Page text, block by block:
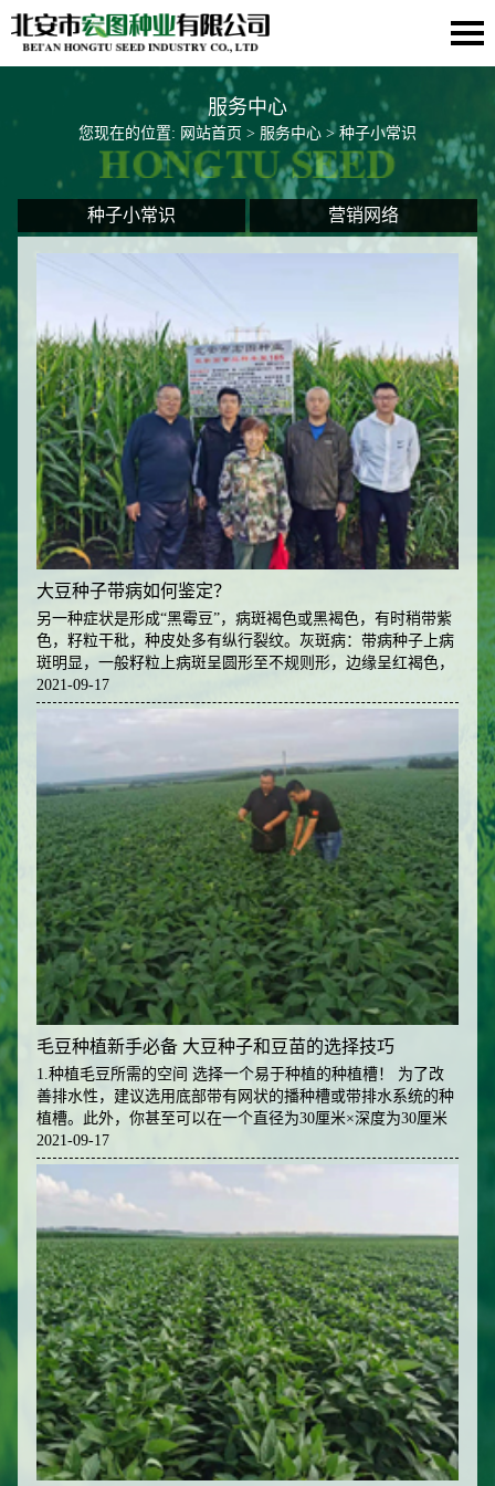
服务中心
您现在的位置: 网站首页 > 服务中心 > 种子小常识
种子小常识 营销网络
大豆种子带病如何鉴定？
另一种症状是形成“黑霉豆”，病斑褐色或黑褐色，有时稍带紫
色，籽粒干秕，种皮处多有纵行裂纹。灰斑病：带病种子上病
斑明显，一般籽粒上病斑呈圆形至不规则形，边缘呈红褐色，
中部无霉状物，但呈灰色，凸出种子表面，并有细小裂纹粗糙
不平。 花叶病：带病粒呈褐斑粒，以脐部为中心，向两边延
轻者斑纹小，重者斑纹大，几乎布满了整个籽粒。
2021-09-17
毛豆种植新手必备 大豆种子和豆苗的选择技巧
1.种植毛豆所需的空间 选择一个易于种植的种植槽！ 为了改
善排水性，建议选用底部带有网状的播种槽或带排水系统的种
植槽。此外，你甚至可以在一个直径为30厘米×深度为30厘米
的花盆中种植，也是可以的。 毛豆可以在一般的蔬菜种植槽中
种植。 选用毛豆苗移植时，每列豆苗之间要留出20厘米至30厘
米的间隙。 如果是一个宽约60厘米的种植槽，可以移植约3
列。 种植槽深度要超过20厘米。 2.适用育种栽培的土壤 选择
深厚肥沃、排水性好的土壤。也可以利用光照将土壤晒白，这
样可以消除土壤内的一部分病菌。在播种前可施用农家肥搭配
有机肥。
2021-09-17